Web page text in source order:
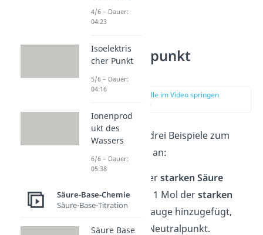
Äquivalenzpunkt
Beispiele
zur Stelle im Video springen
(00:30)
Schau dir gleich drei Beispiele zum
Äquivalenzpunkt an:
Wird 1 Mol derstarken Säure
Salzsäure
zu 1 Mol derstarken
BaseNatronlauge hinzugefügt,
entsteht ein Neutralpunkt.
4/6 – Dauer:
04:23
Isoelektris
cher Punkt
5/6 – Dauer:
04:16
Ionenprod
ukt des
Wassers
6/6 – Dauer:
05:38
Säure-Base-Chemie
Säure-Base-Titration
Säure Base